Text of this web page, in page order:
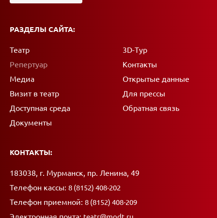
РАЗДЕЛЫ САЙТА:
Театр
Репертуар
Медиа
Визит в театр
Доступная среда
Документы
3D-Тур
Контакты
Открытые данные
Для прессы
Обратная связь
КОНТАКТЫ:
Адрес:
183038, г. Мурманск, пр. Ленина, 49
Телефон кассы: 8 (8152) 408-202
Телефон приемной: 8 (8152) 408-209